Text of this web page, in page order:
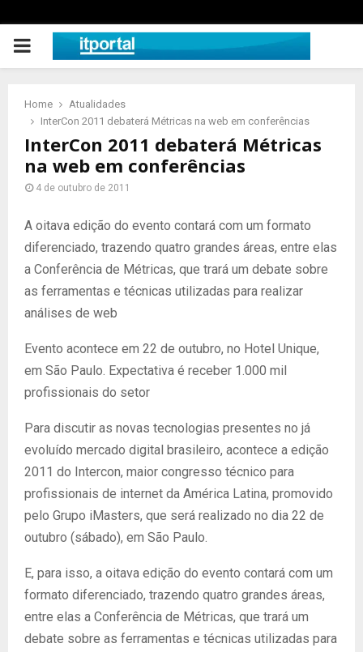
PRIMARY
Home
Atualidades
InterCon 2011 debaterá Métricas na web em conferências
InterCon 2011 debaterá Métricas
na web em conferências
4 de outubro de 2011
A oitava edição do evento contará com um formato
diferenciado, trazendo quatro grandes áreas, entre elas
a Conferência de Métricas, que trará um debate sobre
as ferramentas e técnicas utilizadas para realizar
análises de web
Evento acontece em 22 de outubro, no Hotel Unique,
em São Paulo. Expectativa é receber 1.000 mil
profissionais do setor
Para discutir as novas tecnologias presentes no já
evoluído mercado digital brasileiro, acontece a edição
2011 do Intercon, maior congresso técnico para
profissionais de internet da América Latina, promovido
pelo Grupo iMasters, que será realizado no dia 22 de
outubro (sábado), em São Paulo.
E, para isso, a oitava edição do evento contará com um
formato diferenciado, trazendo quatro grandes áreas,
entre elas a Conferência de Métricas, que trará um
debate sobre as ferramentas e técnicas utilizadas para